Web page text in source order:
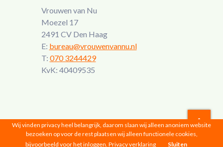
Vrouwen van Nu
Moezel 17
2491 CV Den Haag
E: bureau@vrouwenvannu.nl
T: 070 3244429
KvK: 40409535
Vrouwen van Nu © 2026 |Privacyverklaring
Wij vinden privacy heel belangrijk, daarom slaan wij alleen anoniem website
bezoeken op voor de rest plaatsen wij alleen functionele cookies,
bijvoorbeeld voor het inloggen. Privacy verklaring Sluiten